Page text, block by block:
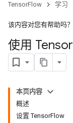
TensorFlow 学习
该内容对您有帮助吗？
使用 Tensor
本页内容
概述
设置 TensorFlow